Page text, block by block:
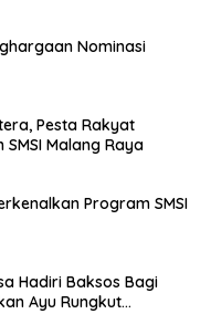
Nominasi
Pesta Rakyat
Malang Raya
Program SMSI
Hadiri Baksos Bagi
Ayu Rungkut